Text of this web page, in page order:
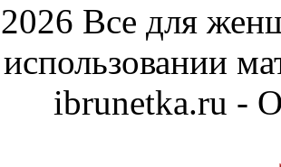
Все для
ibrunetka.ru